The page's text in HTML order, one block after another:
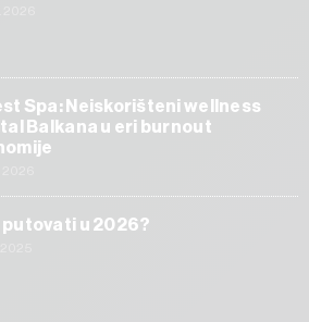
Spa: Neiskorišteni wellness
Balkana u eri burnout
putovati u 2026?